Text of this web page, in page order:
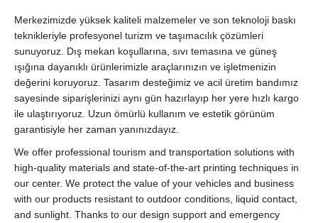
Dayanıklı
quantity
Merkezimizde yüksek kaliteli malzemeler ve son teknoloji baskı
teknikleriyle profesyonel turizm ve taşımacılık çözümleri
sunuyoruz. Dış mekan koşullarına, sıvı temasına ve güneş
ışığına dayanıklı ürünlerimizle araçlarınızın ve işletmenizin
değerini koruyoruz. Tasarım desteğimiz ve acil üretim bandımız
sayesinde siparişlerinizi aynı gün hazırlayıp her yere hızlı kargo
ile ulaştırıyoruz. Uzun ömürlü kullanım ve estetik görünüm
garantisiyle her zaman yanınızdayız.
We offer professional tourism and transportation solutions with
high-quality materials and state-of-the-art printing techniques in
our center. We protect the value of your vehicles and business
with our products resistant to outdoor conditions, liquid contact,
and sunlight. Thanks to our design support and emergency